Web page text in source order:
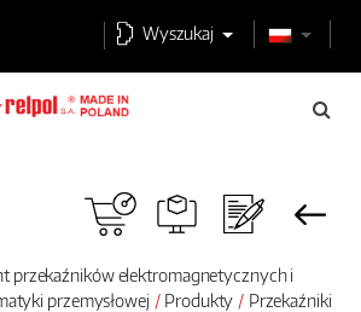
Wyszukaj
przekaźników elektromagnetycznych i
przemysłowej
Produkty
Przekaźniki